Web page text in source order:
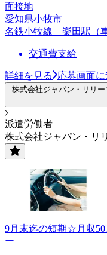
面接地
愛知県小牧市
名鉄小牧線 楽田駅（車
交通費支給
詳細を見る 応募画面に
株式会社ジャパン・リリ
派遣労働者
株式会社ジャパン・リ
9月末迄の短期☆月収
ー